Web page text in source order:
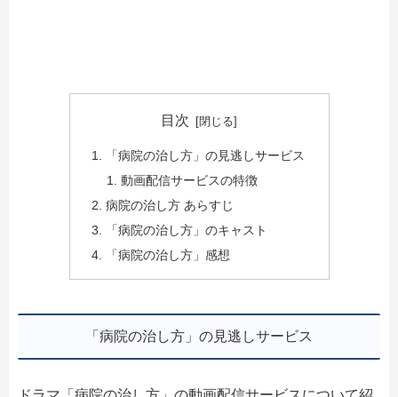
目次
「病院の治し方」の見逃しサービス
動画配信サービスの特徴
病院の治し方 あらすじ
「病院の治し方」のキャスト
「病院の治し方」感想
「病院の治し方」の見逃しサービス